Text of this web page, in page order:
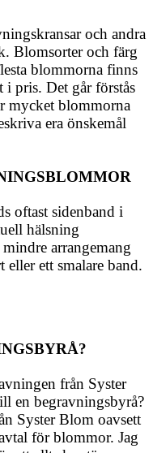
och andra
Blomsorter och färg
blommorna finns
i pris. Det går förstås
mycket blommorna
era önskemål
oftast sidenband i
hälsning
arrangemang
ett smalare band.
från Syster
en begravningsbyrå?
Syster Blom oavsett
för blommor. Jag